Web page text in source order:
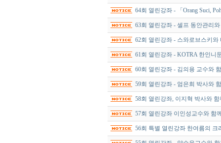
64회 열린강좌 - 「Orang Suci,
63회 열린강좌 - 셀프 동안관리
62회 열린강좌 - 스와로브스키와
61회 열린강좌 - KOTRA 한인
60회 열린강좌 - 김의용 교수와
59회 열린강좌 - 엄은희 박사와
58회 열린강좌, 이지혁 박사와
57회 열린강좌 이인성교수와 함
56회 특별 열린강좌 한여름의 크